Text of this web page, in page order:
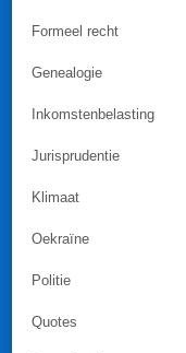
Formeel recht
Genealogie
Inkomstenbelasting
Jurisprudentie
Klimaat
Oekraïne
Politie
Quotes